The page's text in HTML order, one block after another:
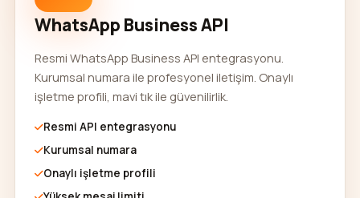
WhatsApp Business API
Resmi WhatsApp Business API entegrasyonu.
Kurumsal numara ile profesyonel iletişim. Onaylı
işletme profili, mavi tık ile güvenilirlik.
Resmi API entegrasyonu
Kurumsal numara
Onaylı işletme profili